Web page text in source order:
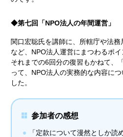
◆第七回「NPO法人の年間運営」
関口宏聡氏を講師に、所轄庁や法
など、NPO法人運営にまつわるポイ
それまでの6回分の復習もかねて、
って、NPO法人の実務的な内容に
した。
参加者の感想
「定款について漫然としか読